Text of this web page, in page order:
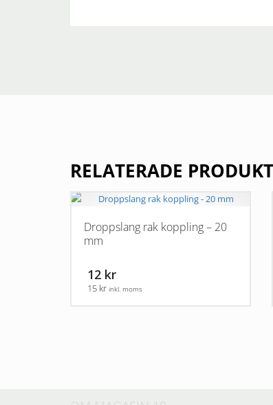
RELATERADE
Droppslang rak koppling – 20
mm
12 kr
15 kr inkl. moms